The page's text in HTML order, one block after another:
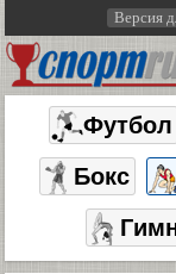
Версия
Футбол
Бокс